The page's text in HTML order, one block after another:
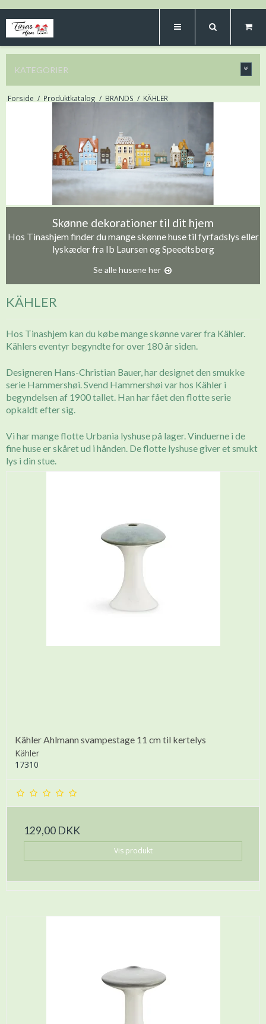
KATEGORIER
Forside / Produktkatalog / BRANDS / KÄHLER
Skønne dekorationer til dit hjem
Hos Tinashjem finder du mange skønne huse til fyrfadslys eller
lyskæder fra Ib Laursen og Speedtsberg
Se alle husene her
KÄHLER
Hos Tinashjem kan du købe mange skønne varer fra Kähler.
Kählers eventyr begyndte for over 180 år siden.
Designeren Hans-Christian Bauer, har designet den smukke
serie Hammershøi. Svend Hammershøi var hos Kähler i
begyndelsen af 1900 tallet. Han har fået den flotte serie
opkaldt efter sig.
Vi har mange flotte Urbania lyshuse på lager. Vinduerne i de
fine huse er skåret ud i hånden. De flotte lyshuse giver et smukt
lys i din stue.
Kähler Ahlmann svampestage 11 cm til kertelys
Kähler
17310
129,00 DKK
Vis produkt